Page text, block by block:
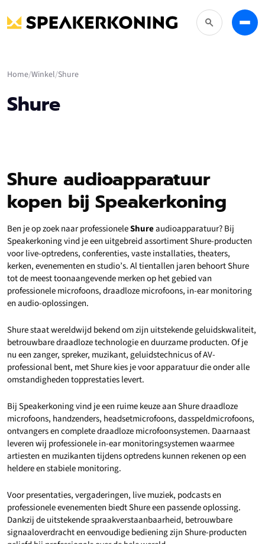
Zoeken
Home Winkel Shure
Shure
Shure audioapparatuur
kopen bij Speakerkoning
Ben je op zoek naar professioneleShureaudioapparatuur? Bij
Speakerkoning vind je een uitgebreid assortiment Shure-producten
voor live-optredens, conferenties, vaste installaties, theaters,
kerken, evenementen en studio’s. Al tientallen jaren behoort Shure
tot de meest toonaangevende merken op het gebied van
professionele microfoons, draadloze microfoons, in-ear monitoring
en audio-oplossingen.
Shure staat wereldwijd bekend om zijn uitstekende geluidskwaliteit,
betrouwbare draadloze technologie en duurzame producten. Of je
nu een zanger, spreker, muzikant, geluidstechnicus of AV-
professional bent, met Shure kies je voor apparatuur die onder alle
omstandigheden topprestaties levert.
Bij Speakerkoning vind je een ruime keuze aan Shure draadloze
microfoons, handzenders, headsetmicrofoons, dasspeldmicrofoons,
ontvangers en complete draadloze microfoonsystemen. Daarnaast
leveren wij professionele in-ear monitoringsystemen waarmee
artiesten en muzikanten tijdens optredens kunnen rekenen op een
heldere en stabiele monitoring.
Voor presentaties, vergaderingen, live muziek, podcasts en
professionele evenementen biedt Shure een passende oplossing.
Dankzij de uitstekende spraakverstaanbaarheid, betrouwbare
signaaloverdracht en eenvoudige bediening zijn Shure-producten